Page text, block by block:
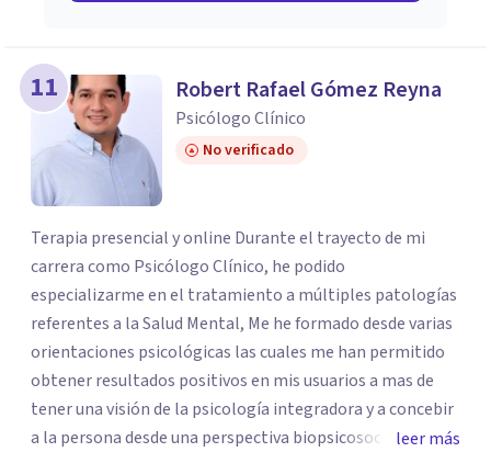
11 Robert Rafael Gómez Reyna
Psicólogo Clínico
No verificado
Terapia presencial y online Durante el trayecto de mi
carrera como Psicólogo Clínico, he podido
especializarme en el tratamiento a múltiples patologías
referentes a la Salud Mental, Me he formado desde varias
orientaciones psicológicas las cuales me han permitido
obtener resultados positivos en mis usuarios a mas de
tener una visión de la psicología integradora y a concebir
a la persona desde una perspectiva biopsicosocial yleer más